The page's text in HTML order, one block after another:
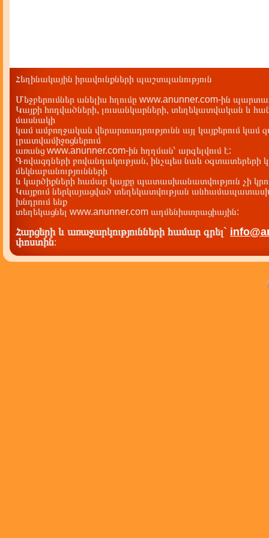
Հեղինակային իրավունքների պաշտպանություն
Մեջբերումներ անելիս հղումը www.anunner.com-ին
Կայքի հոդվածների, լուսանկարների, տեղեկատվական և
մասնակի
կամ ամբողջական վերարտադրությունն այլ կայքերում կամ
լրատվամիջոցներում
առանց www.anunner.com-ին հղղման՝ արգելվում է:
Գովազդների բովանդակության, ինչպես նաև օգտատերերի
մեկնաբանությունների
և կարծիքների համար կայքը պատասխանատվություն չի
Կայքում ներկայացված տեղեկատվության
խնդրում ենք
տեղեկացնել www.anunner.com ադմենիստրացիային:
Հարցերի և առաջարկությունների համար գրել`
փոստին: